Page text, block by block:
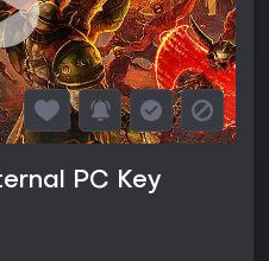
PC Key